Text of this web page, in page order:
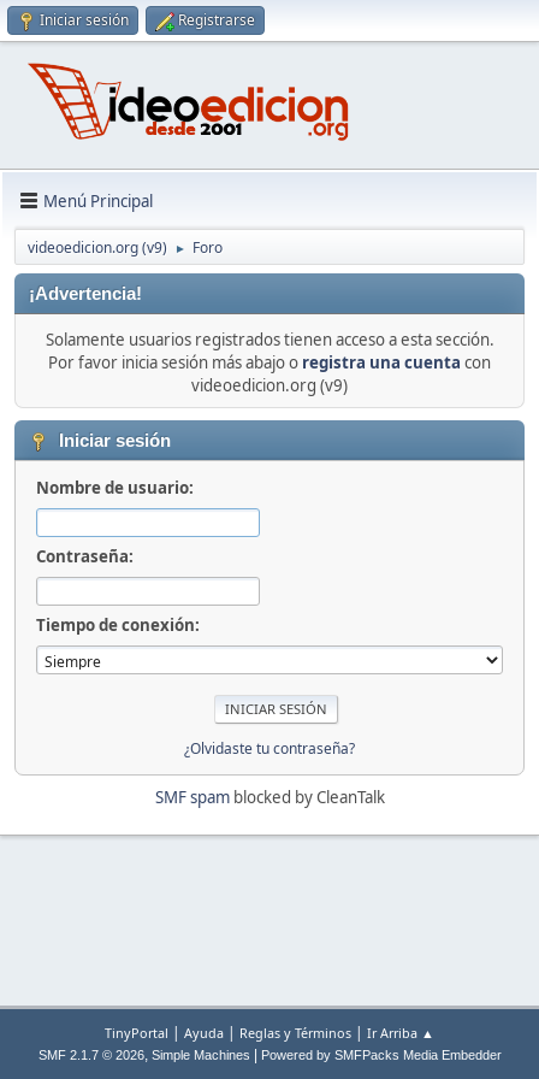
Iniciar sesión Registrarse
Menú Principal
videoedicion.org (v9) ► Foro
¡Advertencia!
Solamente usuarios registrados tienen acceso a esta sección.
Por favor inicia sesión más abajo o registra una cuenta con
videoedicion.org (v9)
Iniciar sesión
Nombre de usuario:
Contraseña:
Tiempo de conexión:
¿Olvidaste tu contraseña?
SMF spamblocked by CleanTalk
TinyPortal | Ayuda | Reglas y Términos | Ir Arriba ▲
SMF 2.1.7 © 2026, Simple Machines Powered by SMFPacks Media Embedder